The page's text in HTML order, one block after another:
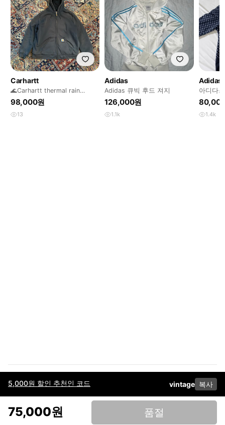
5,000원 할인 추천인 코드 vintage 복사
75,000원 품절
Carhartt
🌊Carhartt thermal rain
deffender hoodie
98,000원
13
Adidas
Adidas 큐빅 후드 져지
126,000원
1.1k
Adidas
아디다
업 후집
1.4k
이용약관고객센터판매개인정보 처리방침사업자 정보다운로드